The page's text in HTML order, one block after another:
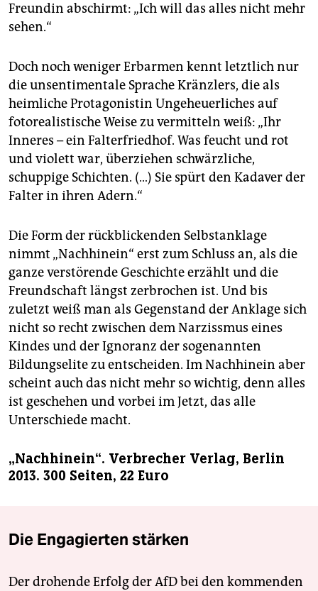
Freundin abschirmt: „Ich will das alles nicht mehr
sehen.“
Doch noch weniger Erbarmen kennt letztlich nur
die unsentimentale Sprache Kränzlers, die als
heimliche Protagonistin Ungeheuerliches auf
fotorealistische Weise zu vermitteln weiß: „Ihr
Inneres – ein Falterfriedhof. Was feucht und rot
und violett war, überziehen schwärzliche,
schuppige Schichten. (…) Sie spürt den Kadaver der
Falter in ihren Adern.“
Die Form der rückblickenden Selbstanklage
nimmt „Nachhinein“ erst zum Schluss an, als die
ganze verstörende Geschichte erzählt und die
Freundschaft längst zerbrochen ist. Und bis
zuletzt weiß man als Gegenstand der Anklage sich
nicht so recht zwischen dem Narzissmus eines
Kindes und der Ignoranz der sogenannten
Bildungselite zu entscheiden. Im Nachhinein aber
scheint auch das nicht mehr so wichtig, denn alles
ist geschehen und vorbei im Jetzt, das alle
Unterschiede macht.
„Nachhinein“. Verbrecher Verlag, Berlin
2013. 300 Seiten, 22 Euro
Die Engagierten stärken
Der drohende Erfolg der AfD bei den kommenden